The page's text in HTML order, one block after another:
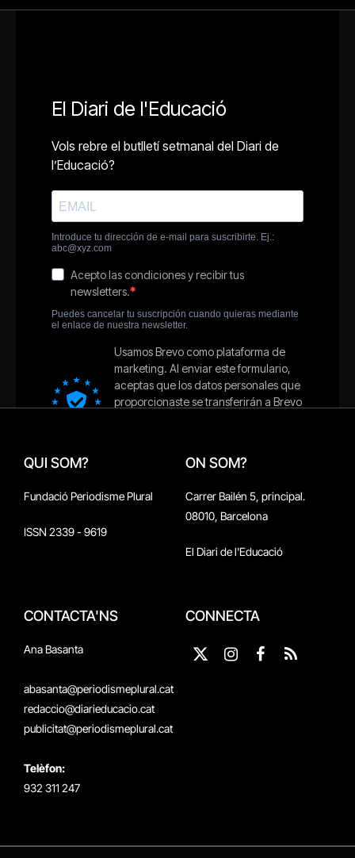
QUI SOM?
Fundació Periodisme Plural
ISSN 2339 - 9619
ON SOM?
Carrer Bailén 5, principal.
08010, Barcelona
El Diari de l'Educació
CONTACTA'NS
Ana Basanta
abasanta@periodismeplural.cat
redaccio@diarieducacio.cat
publicitat@periodismeplural.cat
Telèfon:
932 311 247
CONNECTA
X
Instagram
Facebook
RSS